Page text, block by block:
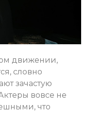
движении,
словно
зачастую
вовсе не
что